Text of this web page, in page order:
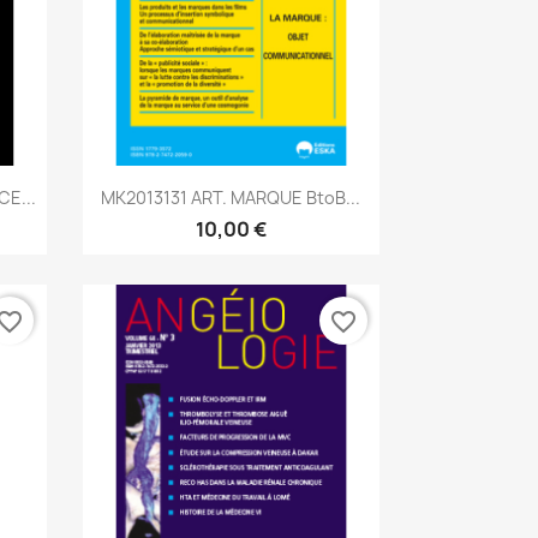
Aperçu rapide
MK2013131 ART. MARQUE BtoB...
10,00 €
favorite_border